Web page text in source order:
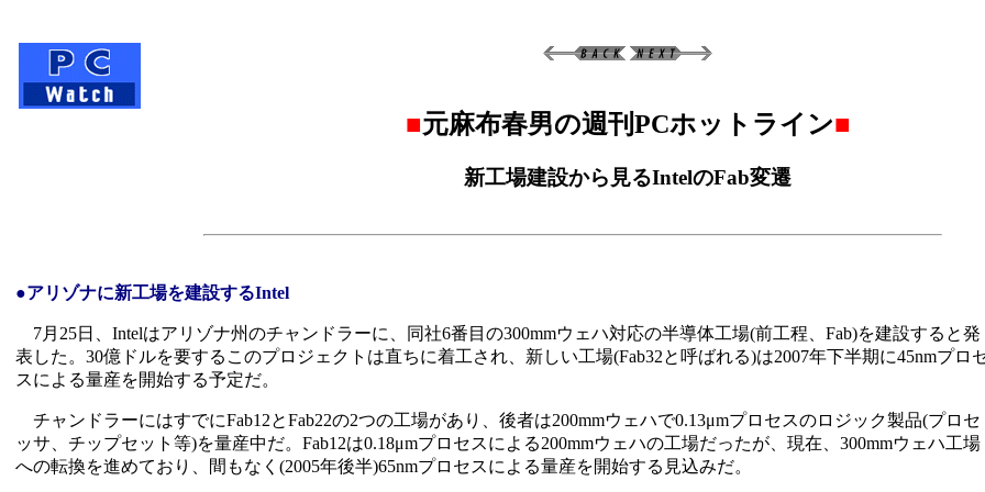
■元麻布春男の週刊PCホットライン■
新工場建設から見るIntelのFab変遷
●アリゾナに新工場を建設するIntel
7月25日、Intelはアリゾナ州のチャンドラーに、同社6番目の300mmウェハ対応の半導体工場(前工程、Fab)を建設すると発
表した。30億ドルを要するこのプロジェクトは直ちに着工され、新しい工場(Fab32と呼ばれる)は2007年下半期に45nmプロ
スによる量産を開始する予定だ。
チャンドラーにはすでにFab12とFab22の2つの工場があり、後者は200mmウェハで0.13μmプロセスのロジック製品(プロセ
ッサ、チップセット等)を量産中だ。Fab12は0.18μmプロセスによる200mmウェハの工場だったが、現在、300mmウェハ工場
への転換を進めており、間もなく(2005年後半)65nmプロセスによる量産を開始する見込みだ。